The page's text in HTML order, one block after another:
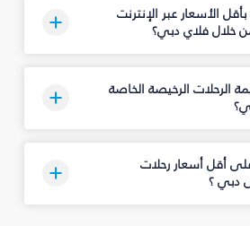
الأسعار عبر الإنترنت
خلال فلاي دبي؟
الرحلات الرخيصة الخاصة
أقل أسعار رحلات
دبي ؟